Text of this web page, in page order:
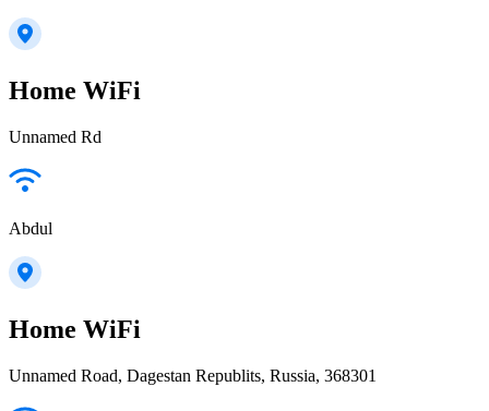
Home WiFi
Unnamed Rd
Abdul
Home WiFi
Unnamed Road, Dagestan Republits, Russia, 368301